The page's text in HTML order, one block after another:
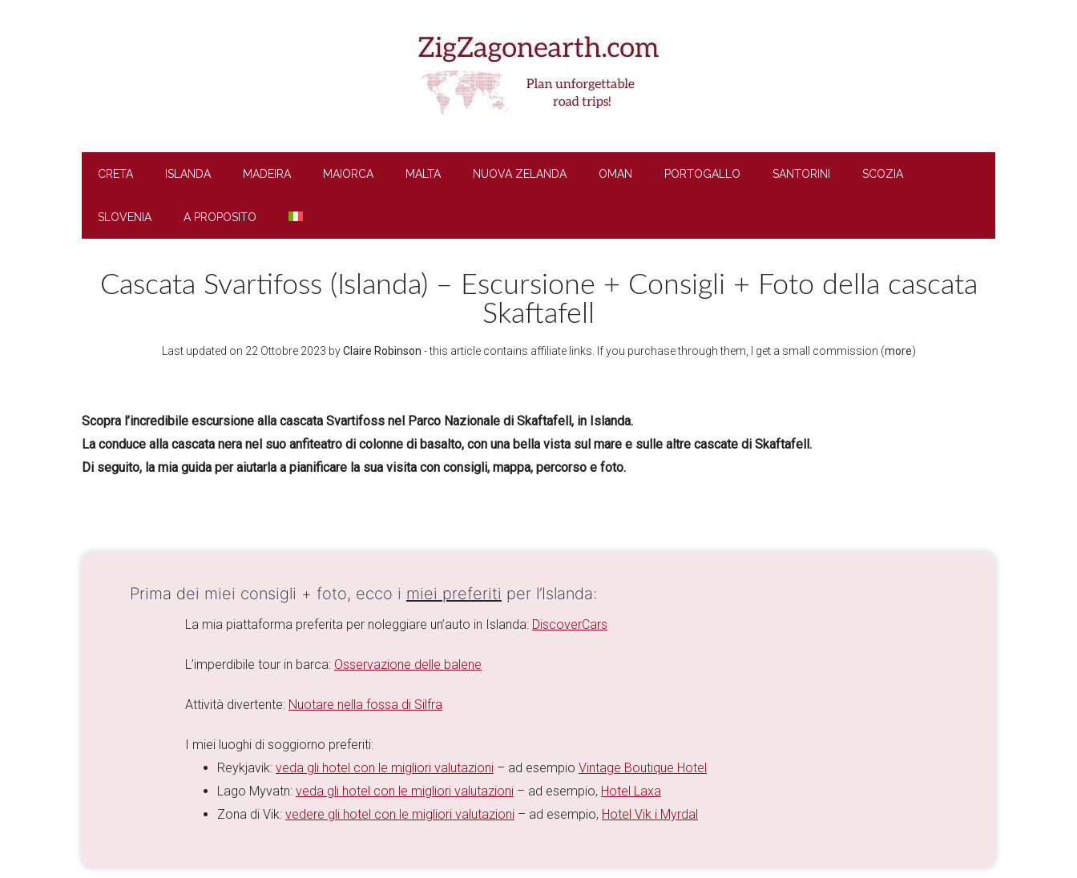
CRETA ISLANDA MADEIRA MAIORCA MALTA NUOVA ZELANDA OMAN PORTOGALLO SANTORINI SCOZIA
SLOVENIA A PROPOSITO
Cascata Svartifoss (Islanda) – Escursione + Consigli + Foto della cascata
Skaftafell
Last updated on 22 Ottobre 2023 byClaire Robinson - this article contains affiliate links. If you purchase through them, I get a small commission (more)
Scopra l’incredibile escursione alla cascata Svartifoss nel Parco Nazionale di Skaftafell, in Islanda.
La conduce alla cascata nera nel suo anfiteatro di colonne di basalto, con una bella vista sul mare e sulle altre cascate di Skaftafell.
Di seguito, la mia guida per aiutarla a pianificare la sua visita con consigli, mappa, percorso e foto.
Prima dei miei consigli + foto, ecco i miei preferiti per l’Islanda:
La mia piattaforma preferita per noleggiare un’auto in Islanda: DiscoverCars
L’imperdibile tour in barca: Osservazione delle balene
Attività divertente: Nuotare nella fossa di Silfra
I miei luoghi di soggiorno preferiti:
Reykjavik: veda gli hotel con le migliori valutazioni – ad esempio Vintage Boutique Hotel
Lago Myvatn: veda gli hotel con le migliori valutazioni – ad esempio, Hotel Laxa
Zona di Vik: vedere gli hotel con le migliori valutazioni – ad esempio, Hotel Vik i Myrdal